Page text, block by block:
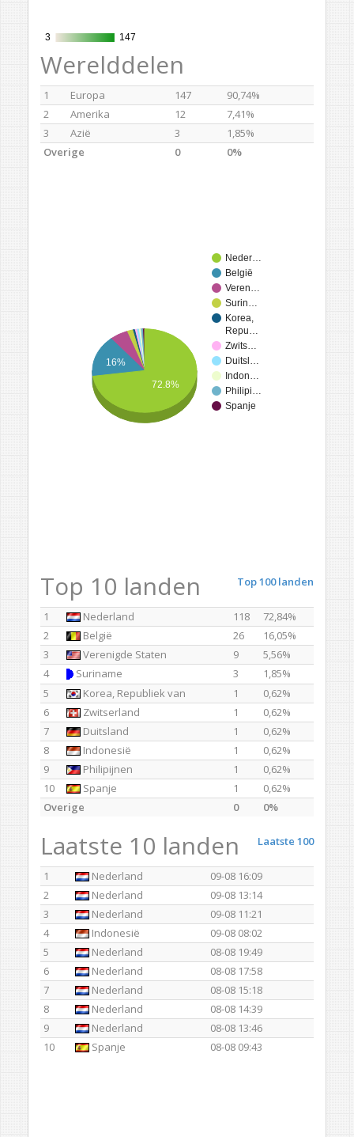
3
3 147
147
Werelddelen
1 Europa 147
90,74%
2
Amerika 12
7,41%
3
Azië 3
1,85%
Overige
0 0%
Neder…
België
Veren…
Surin…
Korea,
Repu…
Zwits…
Duitsl…
Indon…
Philipi…
Spanje
16%
72.8%
Top 100 landen
Top 10 landen
1 Nederland 118
72,84%
2
België 26
16,05%
3
Verenigde Staten 9
5,56%
4
Suriname 3
1,85%
5
Korea, Republiek van 1
0,62%
6
Zwitserland 1
0,62%
7
Duitsland 1
0,62%
8
Indonesië 1
0,62%
9
Philipijnen 1
0,62%
10
Spanje 1
0,62%
Overige
0 0%
Laatste 100
Laatste 10 landen
1 Nederland
09-08 16:09
2
Nederland
09-08 13:14
3
Nederland
09-08 11:21
4
Indonesië
09-08 08:02
5
Nederland
08-08 19:49
6
Nederland
08-08 17:58
7
Nederland
08-08 15:18
8
Nederland
08-08 14:39
9
Nederland
08-08 13:46
10
Spanje 08-08 09:43